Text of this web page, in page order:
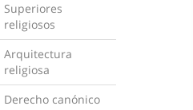
Superiores
religiosos
Arquitectura
religiosa
Derecho canónico